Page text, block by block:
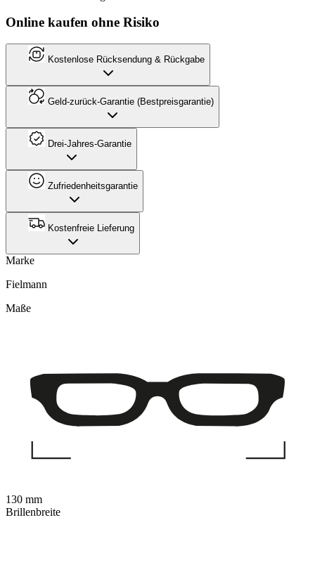
Online kaufen ohne Risiko
Kostenlose Rücksendung & Rückgabe
Geld-zurück-Garantie (Bestpreisgarantie)
Drei-Jahres-Garantie
Zufriedenheitsgarantie
Kostenfreie Lieferung
Marke
Fielmann
Maße
130 mm
Brillenbreite